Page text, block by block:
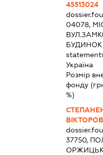
45513024
04078,
БУДИНОК
Україна
Розмір
фонду
%)
37750,